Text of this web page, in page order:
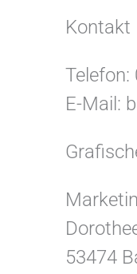
Kontakt
Telefon:
E-Mail:
53474